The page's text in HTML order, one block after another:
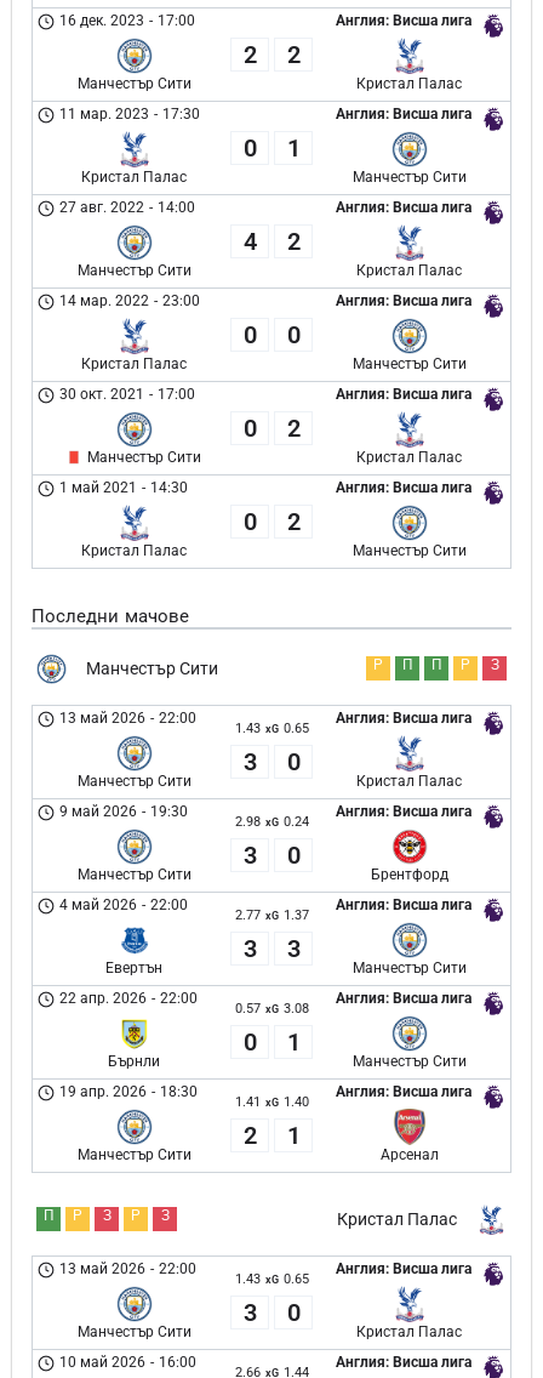
Англия: Висша лига
16 дек. 2023 - 17:00
Манчестър Сити
2 2
Кристал Палас
Англия: Висша лига
11 мар. 2023 - 17:30
Кристал Палас
0 1
Манчестър Сити
Англия: Висша лига
27 авг. 2022 - 14:00
Манчестър Сити
4 2
Кристал Палас
Англия: Висша лига
14 мар. 2022 - 23:00
Кристал Палас
0 0
Манчестър Сити
Англия: Висша лига
30 окт. 2021 - 17:00
Манчестър Сити
0 2
Кристал Палас
Англия: Висша лига
1 май 2021 - 14:30
Кристал Палас
0 2
Манчестър Сити
Последни мачове
Манчестър Сити Р П П Р З
Англия: Висша лига
13 май 2026 - 22:00
Манчестър Сити
1.43 xG 0.65
3 0
Кристал Палас
Англия: Висша лига
9 май 2026 - 19:30
Манчестър Сити
2.98 xG 0.24
3 0
Брентфорд
Англия: Висша лига
4 май 2026 - 22:00
Евертън
2.77 xG 1.37
3 3
Манчестър Сити
Англия: Висша лига
22 апр. 2026 - 22:00
Бърнли
0.57 xG 3.08
0 1
Манчестър Сити
Англия: Висша лига
19 апр. 2026 - 18:30
Манчестър Сити
1.41 xG 1.40
2 1
Арсенал
Кристал Палас
П Р З Р З
Англия: Висша лига
13 май 2026 - 22:00
Манчестър Сити
1.43 xG 0.65
3 0
Кристал Палас
Англия: Висша лига
10 май 2026 - 16:00
2.66 xG 1.44